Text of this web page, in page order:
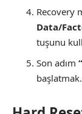
Recovery
Data/
tuşunu
Son adım
başlatmak.